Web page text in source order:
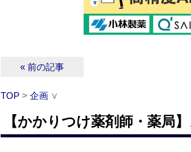
« 前の記事
TOP > 企画 ∨
【かかりつけ薬剤師・薬局